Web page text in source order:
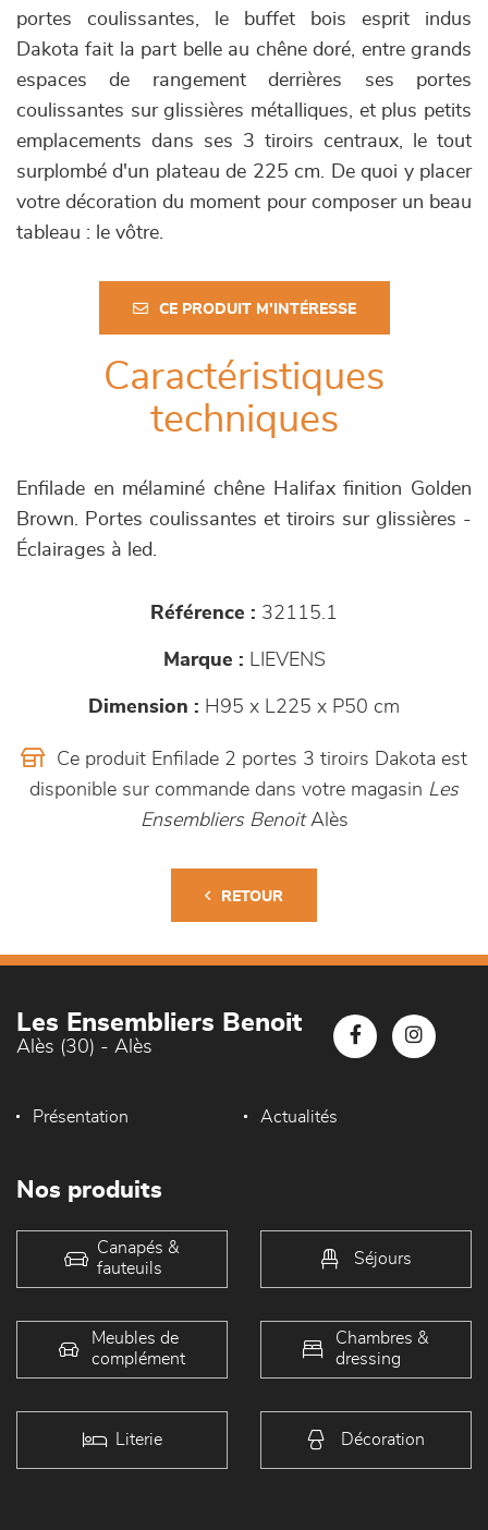
portes coulissantes, le buffet bois esprit indus
Dakota fait la part belle au chêne doré, entre grands
espaces de rangement derrières ses portes
coulissantes sur glissières métalliques, et plus petits
emplacements dans ses 3 tiroirs centraux, le tout
surplombé d'un plateau de 225 cm. De quoi y placer
votre décoration du moment pour composer un beau
tableau : le vôtre.
CE PRODUIT M'INTÉRESSE
Caractéristiques
techniques
Enfilade en mélaminé chêne Halifax finition Golden
Brown. Portes coulissantes et tiroirs sur glissières -
Éclairages à led.
Référence : 32115.1
Marque : LIEVENS
Dimension : H95 x L225 x P50 cm
Ce produit Enfilade 2 portes 3 tiroirs Dakota est
disponible sur commande dans votre magasin Les
Ensembliers BenoitAlès
RETOUR
Les Ensembliers Benoit
Alès (30) - Alès
Présentation Actualités
Nos produits
Canapés &
fauteuils
Séjours
Meubles de
complément
Chambres &
dressing
Literie Décoration